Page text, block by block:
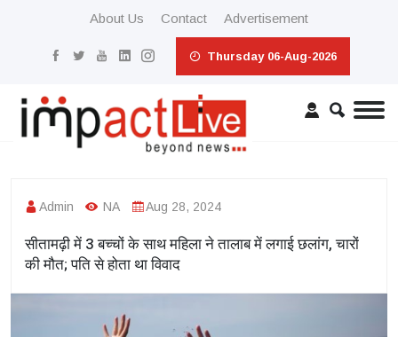
About Us Contact Advertisement
Thursday 06-Aug-2026
Admin NA Aug 28, 2024
सीतामढ़ी में 3 बच्चों के साथ महिला ने तालाब में लगाई छलांग, चारों
की मौत; पति से होता था विवाद